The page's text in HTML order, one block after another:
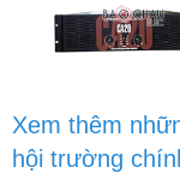
Xem thêm
hội trường